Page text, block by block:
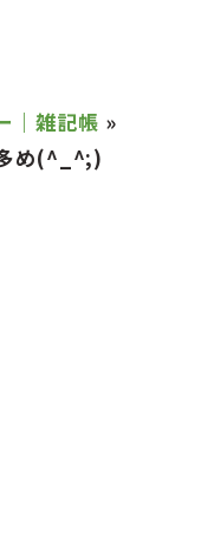
｜雑記帳 »
め(^_^;)